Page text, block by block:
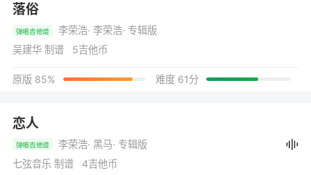
落俗
弹唱吉他谱 李荣浩· 李荣浩· 专辑版
吴建华 制谱 5吉他币
原版 85% 难度 61分
恋人
弹唱吉他谱 李荣浩· 黑马· 专辑版
七弦音乐 制谱 4吉他币